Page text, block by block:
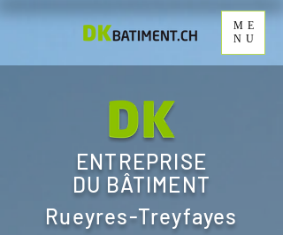
ME
NU
ENTREPRISE
DU BÂTIMENT
Rueyres-Treyfayes